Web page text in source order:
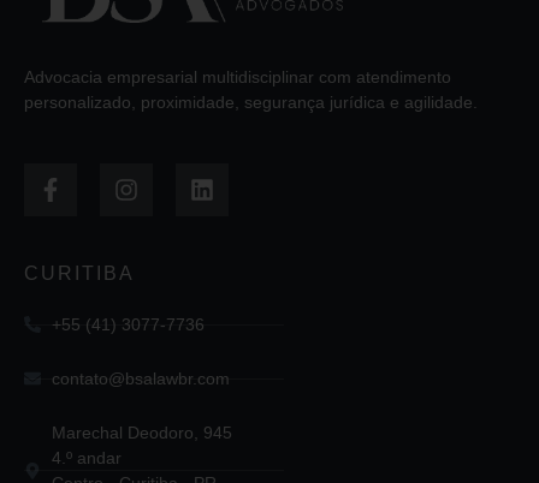
Advocacia empresarial multidisciplinar com atendimento
personalizado, proximidade, segurança jurídica e agilidade.
CURITIBA
+55 (41) 3077-7736
contato@bsalawbr.com
Marechal Deodoro, 945
4.º andar